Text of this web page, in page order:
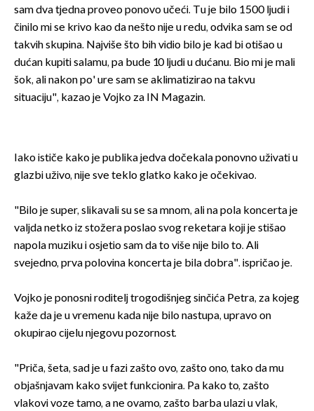
sam dva tjedna proveo ponovo učeći. Tu je bilo 1500 ljudi i
činilo mi se krivo kao da nešto nije u redu, odvika sam se od
takvih skupina. Najviše što bih vidio bilo je kad bi otišao u
dućan kupiti salamu, pa bude 10 ljudi u dućanu. Bio mi je mali
šok, ali nakon po' ure sam se aklimatizirao na takvu
situaciju", kazao je Vojko za IN Magazin.
Iako ističe kako je publika jedva dočekala ponovno uživati u
glazbi uživo, nije sve teklo glatko kako je očekivao.
"Bilo je super, slikavali su se sa mnom, ali na pola koncerta je
valjda netko iz stožera poslao svog reketara koji je stišao
napola muziku i osjetio sam da to više nije bilo to. Ali
svejedno, prva polovina koncerta je bila dobra". ispričao je.
Vojko je ponosni roditelj trogodišnjeg sinčića Petra, za kojeg
kaže da je u vremenu kada nije bilo nastupa, upravo on
okupirao cijelu njegovu pozornost.
"Priča, šeta, sad je u fazi zašto ovo, zašto ono, tako da mu
objašnjavam kako svijet funkcionira. Pa kako to, zašto
vlakovi voze tamo, a ne ovamo, zašto barba ulazi u vlak,